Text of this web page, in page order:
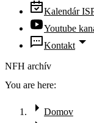
Kalendár
Youtube
Kontakt
NFH archív
You are here:
Domov